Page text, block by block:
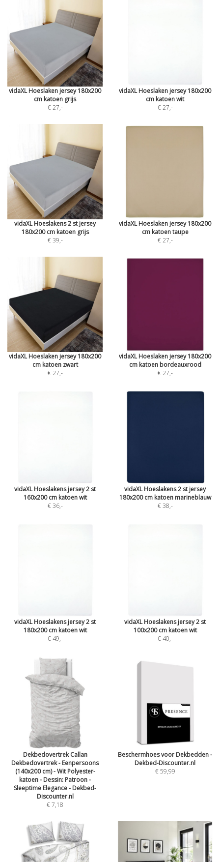
vidaXL Hoeslaken jersey 180x200
cm katoen grijs
€ 27,-
vidaXL Hoeslaken jersey 180x200
cm katoen wit
€ 27,-
vidaXL Hoeslakens 2 st jersey
180x200 cm katoen grijs
€ 39,-
vidaXL Hoeslaken jersey 180x200
cm katoen taupe
€ 27,-
vidaXL Hoeslaken jersey 180x200
cm katoen zwart
€ 27,-
vidaXL Hoeslaken jersey 180x200
cm katoen bordeauxrood
€ 27,-
vidaXL Hoeslakens jersey 2 st
160x200 cm katoen wit
€ 36,-
vidaXL Hoeslakens 2 st jersey
180x200 cm katoen marineblauw
€ 38,-
vidaXL Hoeslakens jersey 2 st
180x200 cm katoen wit
€ 49,-
vidaXL Hoeslakens jersey 2 st
100x200 cm katoen wit
€ 40,-
Dekbedovertrek Callan
Dekbedovertrek - Eenpersoons
(140x200 cm) - Wit Polyester-
katoen - Dessin: Patroon -
Sleeptime Elegance - Dekbed-
Discounter.nl
€ 7,18
Beschermhoes voor Dekbedden -
Dekbed-Discounter.nl
€ 59,99